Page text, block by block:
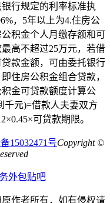
行规定的利率标准执
，5年以上为4.住房公
积金个人月缴存额和可
高不超过25万元，若借
款金额，可由委托银行
住房公积金组合贷款，
金可贷款额度计算公
千元)=借款人夫妻双方
可贷款期限。
15032471号Copyright ©
外包贴吧
作者所有，如有侵权请